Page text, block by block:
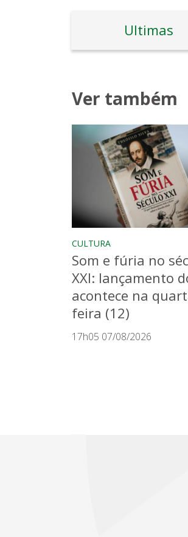
Ultimas
Ver também
CULTURA
Som e fúria no
XXI: lançamento
acontece na
feira (12)
17h05 07/08/2026